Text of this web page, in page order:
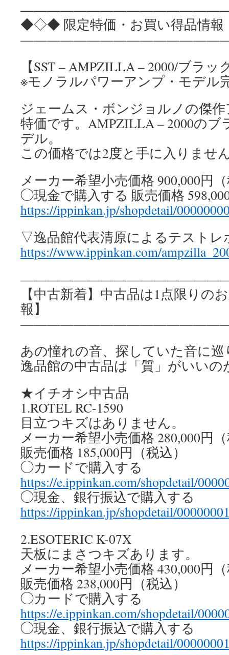
◆◇◆ 限定特価・お買い得品情
【SST – AMPZILLA – 2000/ブラ
※モノラルパワーアンプ・モデル
ジェームス・ボンジョルノの傑
特価です。AMPZILLA – 2000の
デル。
この価格では2度と手に入りませ
メーカー希望小売価格 900,000円
◯現金で購入する 販売価格
https://ippinkan.jp/shopdetail/
▽逸品館代表清原によるテストレ
https://www.ippinkan.com/
【中古新着】中古品は1点限りの
報】
あの憧れの音、探していた音に
逸品館の中古品は「質」がいいの
★イチオシ中古品
1.ROTEL RC-1590
目立つキズはありません。
メーカー希望小売価格 280,000円
販売価格 185,000円（税込）
◯カードで購入する
https://e.ippinkan.com/shopdetail/
◯現金、銀行振込で購入する
https://ippinkan.jp/shopdetail/
2.ESOTERIC K-07X
天板にまさつキズあります。
メーカー希望小売価格 430,000円
販売価格 238,000円（税込）
◯カードで購入する
https://e.ippinkan.com/shopdetail/
◯現金、銀行振込で購入する
https://ippinkan.jp/shopdetail/